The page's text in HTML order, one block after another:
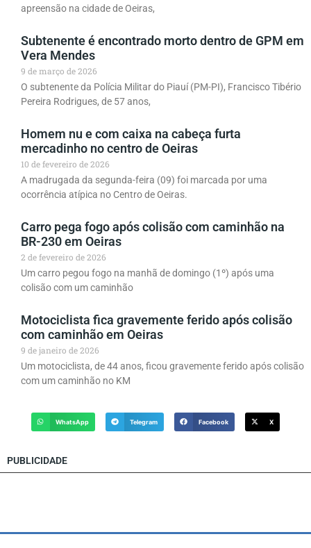
apreensão na cidade de Oeiras,
Subtenente é encontrado morto dentro de GPM em
Vera Mendes
9 de março de 2026
O subtenente da Polícia Militar do Piauí (PM-PI), Francisco Tibério
Pereira Rodrigues, de 57 anos,
Homem nu e com caixa na cabeça furta
mercadinho no centro de Oeiras
10 de fevereiro de 2026
A madrugada da segunda-feira (09) foi marcada por uma
ocorrência atípica no Centro de Oeiras.
Carro pega fogo após colisão com caminhão na
BR-230 em Oeiras
2 de fevereiro de 2026
Um carro pegou fogo na manhã de domingo (1º) após uma
colisão com um caminhão
Motociclista fica gravemente ferido após colisão
com caminhão em Oeiras
9 de janeiro de 2026
Um motociclista, de 44 anos, ficou gravemente ferido após colisão
com um caminhão no KM
WhatsApp Telegram Facebook X
PUBLICIDADE